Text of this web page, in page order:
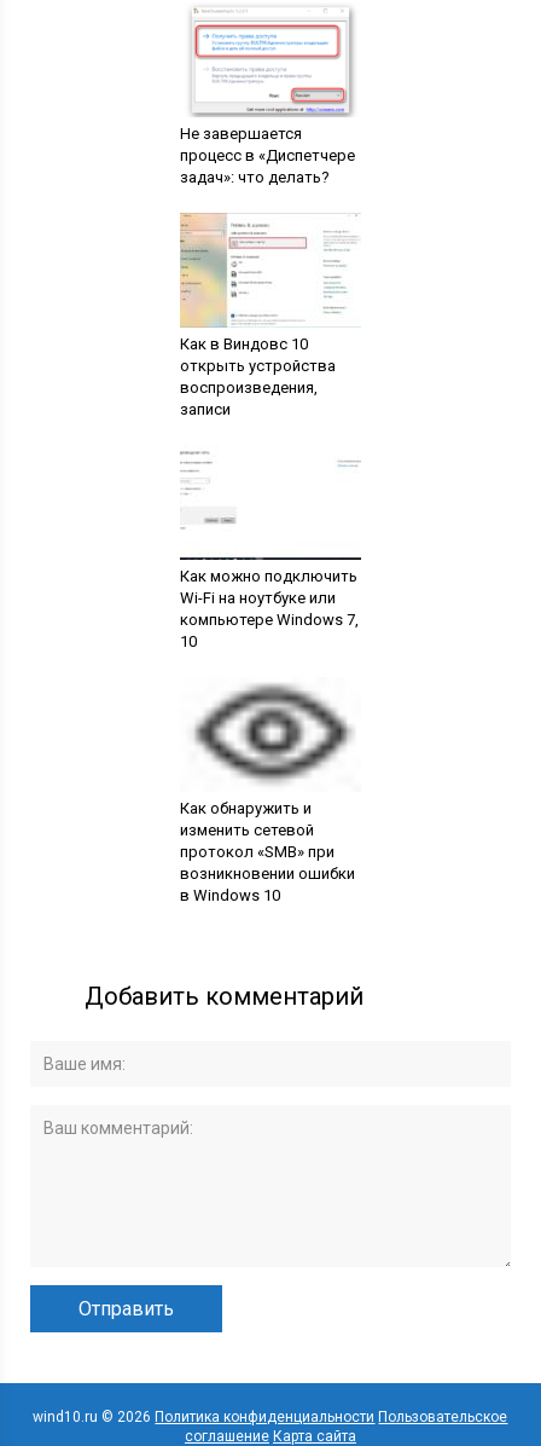
Не завершается
процесс в «Диспетчере
задач»: что делать?
Как в Виндовс 10
открыть устройства
воспроизведения,
записи
Как можно подключить
Wi-Fi на ноутбуке или
компьютере Windows 7,
10
Как обнаружить и
изменить сетевой
протокол «SMB» при
возникновении ошибки
в Windows 10
Добавить комментарий
wind10.ru © 2026 Политика конфиденциальности Пользовательское
соглашение Карта сайта